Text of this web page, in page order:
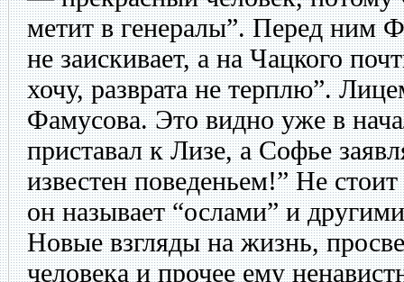
метит в генералы”. Перед ним
не заискивает, а на Чацкого
хочу, разврата не терплю”.
Фамусова. Это видно уже в
приставал к Лизе, а Софье
известен поведеньем!” Не
он называет “ослами” и
Новые взгляды на жизнь,
человека и прочее ему